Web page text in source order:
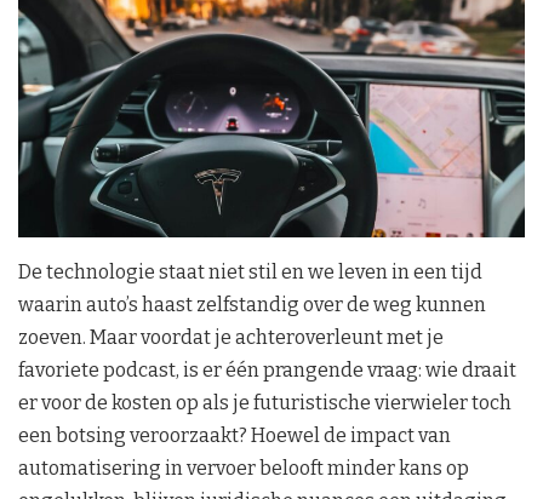
De technologie staat niet stil en we leven in een tijd
waarin auto’s haast zelfstandig over de weg kunnen
zoeven. Maar voordat je achteroverleunt met je
favoriete podcast, is er één prangende vraag: wie draait
er voor de kosten op als je futuristische vierwieler toch
een botsing veroorzaakt? Hoewel de impact van
automatisering in vervoer belooft minder kans op